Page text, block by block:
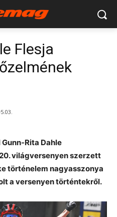
Flesja
Rita Dahle
világversenyen szerzett
történelem nagyasszonya
a versenyen történtekről.